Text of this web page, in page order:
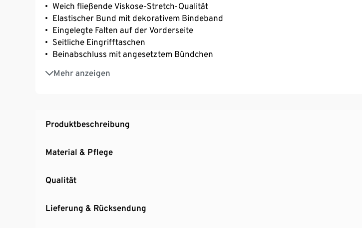
Weich fließende Viskose-Stretch-Qualität
Elastischer Bund mit dekorativem Bindeband
Eingelegte Falten auf der Vorderseite
Seitliche Eingrifftaschen
Beinabschluss mit angesetztem Bündchen
Mehr anzeigen
Mit Elasthan: formbeständig, perfekter Sitz, hoher Tragekomfort
Produktbeschreibung
Material & Pflege
Qualität
Lieferung & Rücksendung